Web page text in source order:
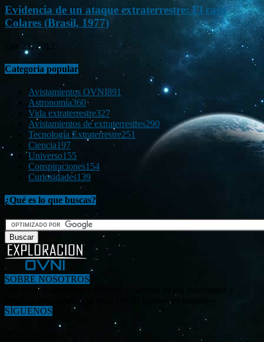
Evidencia de un ataque extraterrestre: El caso
Colares (Brasil, 1977)
Ene 21, 2012
Categoría popular
Avistamientos OVNI891
Astronomía360
Vida extraterrestre327
Avistamientos de extraterrestres290
Tecnología Extraterrestre251
Ciencia197
Universo155
Conspiraciones154
Curiosidades139
¿Qué es lo que buscas?
SOBRE NOSOTROS
«Investigar, descubrir y difundir la verdad de los fenómenos y
enigmas relacionados al tema OVNI en nuestro mundo.»
SÍGUENOS